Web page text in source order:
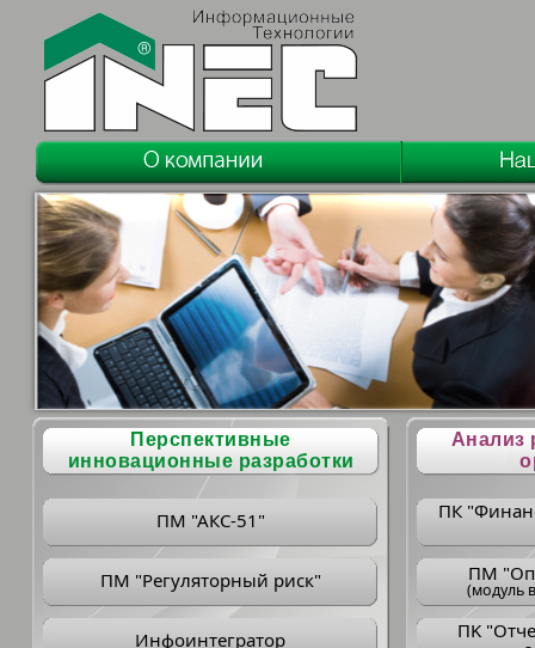
Перспективные
инновационные разработки
ПМ "АКС-51"
ПМ "Регуляторный риск"
Инфоинтегратор
Анализ
ПК
ПM
(модуль
ПK